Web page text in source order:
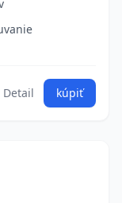
Detail kúpiť